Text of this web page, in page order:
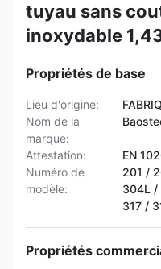
tuyau sans
inoxydable
Propriétés de base
Lieu d'origine:
Nom de la
marque:
Attestation:
EN
Numéro de
modèle:
201 /
304L /
317 /
Propriétés